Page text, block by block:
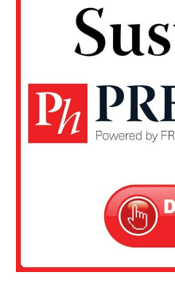
Un
PRESShub